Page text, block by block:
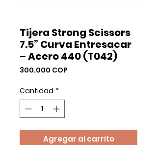
Tijera Strong Scissors
7.5” Curva Entresacar
– Acero 440 (T042)
300.000 COP
Cantidad *
Agregar al carrito